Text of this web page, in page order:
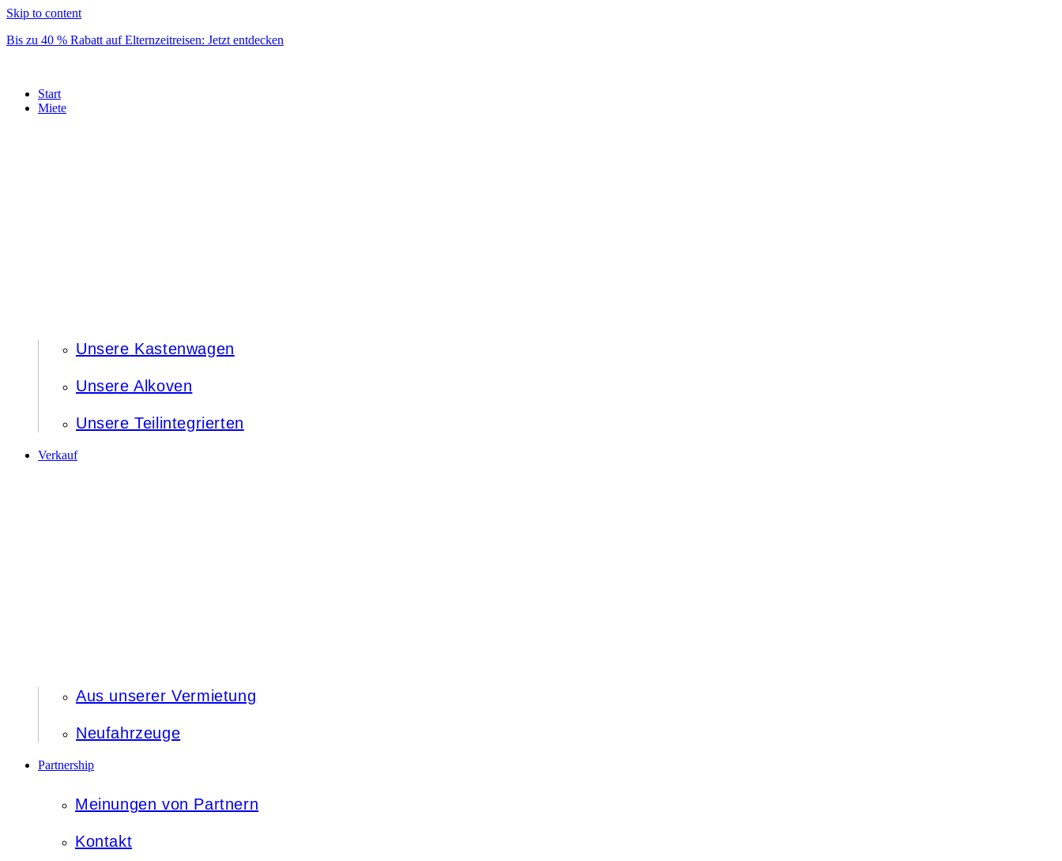
Skip to content
Bis zu 40 % Rabatt auf Elternzeitreisen: Jetzt entdecken
Start
Miete
Unsere Kastenwagen
Unsere Alkoven
Unsere Teilintegrierten
Verkauf
Aus unserer Vermietung
Neufahrzeuge
Partnership
Meinungen von Partnern
Kontakt